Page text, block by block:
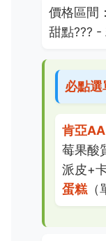
價格區間：
甜點??? -
必點選
肯亞
莓果酸
派皮+
蛋糕